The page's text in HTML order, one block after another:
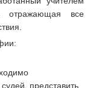
отражающая все
представить